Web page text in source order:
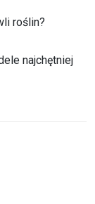
roślin?
najchętniej